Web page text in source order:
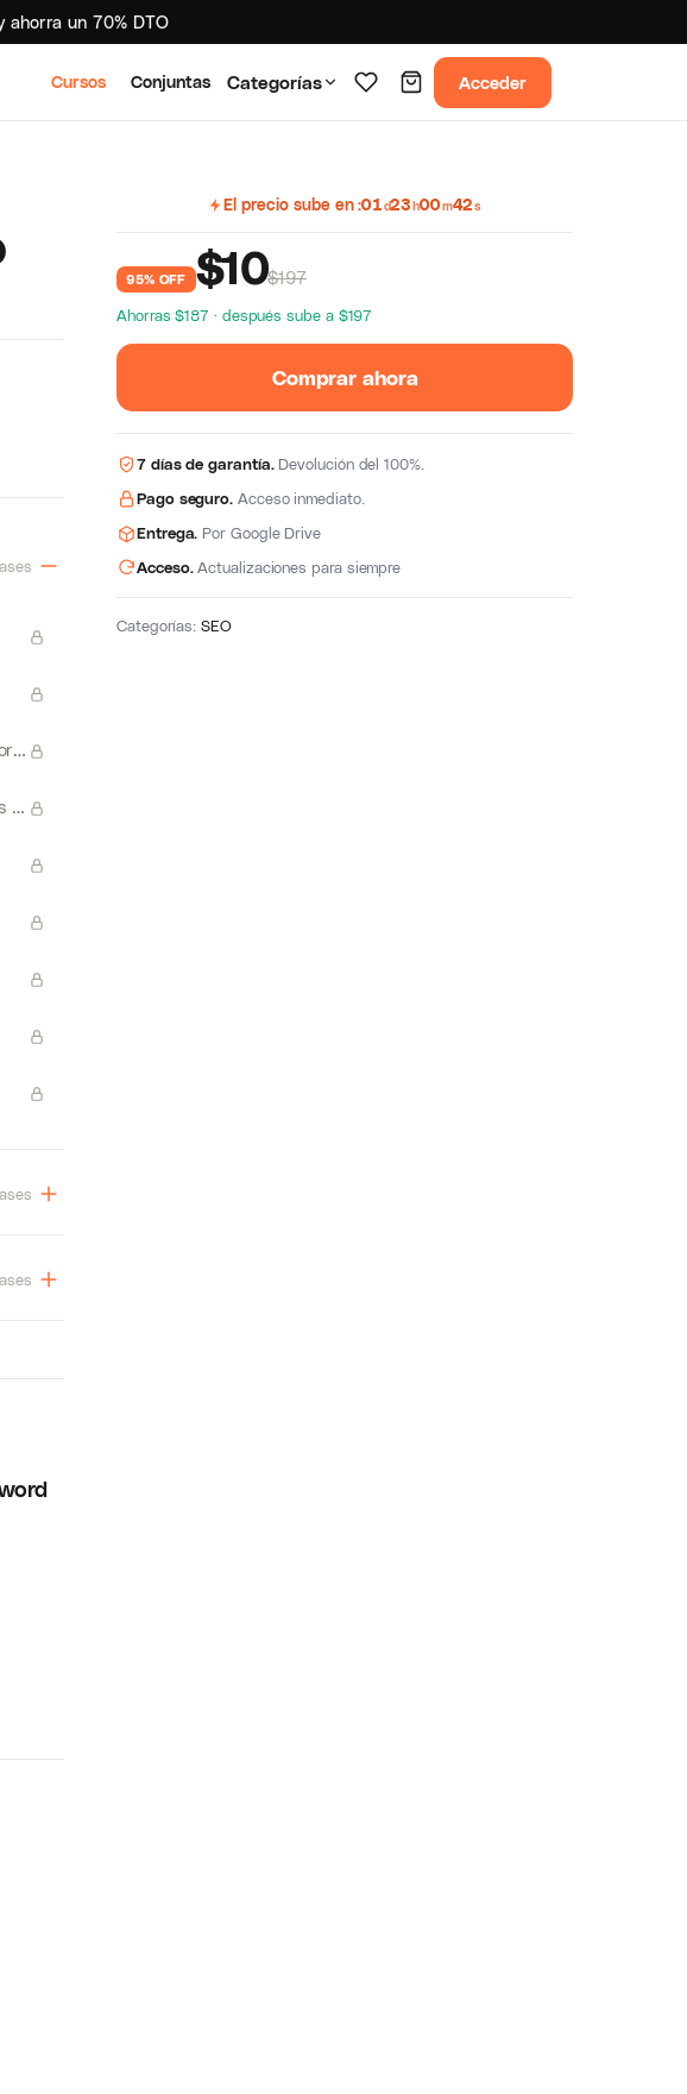
ahorra un 70% DTO
Cursos Conjuntas Categorías Acceder
palabras clave de cola corta (short tail keywords) explicación de esta keyword y cómo se comporta en google
palabras clave de cola larga (long tail keywords) explicación de esta keyword y por qué deberías empezar con ellas
El precio sube en 01d23h00m41s
95% OFF $10$197
Ahorras $187 · después sube a $197
Comprar ahora
7 días de garantía.Devolución del 100%.
Pago seguro. Acceso inmediato.
Entrega. Por Google Drive
Acceso.Actualizaciones para siempre
Categorías:SEO